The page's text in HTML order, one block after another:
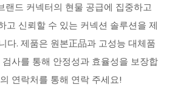
드 커넥터의 현물 공급에 집중하고
고 신뢰할 수 있는 커넥션 솔루션을 제
다. 제품은 원본正品과 고성능 대체품
사를 통해 안정성과 효율성을 보장합
연락처를 통해 연락 주세요!